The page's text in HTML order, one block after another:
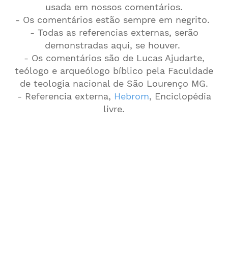
usada em nossos comentários.
- Os comentários estão sempre em negrito.
- Todas as referencias externas, serão
demonstradas aqui, se houver.
- Os comentários são de Lucas Ajudarte,
teólogo e arqueólogo bíblico pela Faculdade
de teologia nacional de São Lourenço MG.
- Referencia externa, Hebrom, Enciclopédia
livre.